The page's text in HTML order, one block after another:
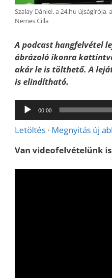
Szalay Dániel, a 24.hu
Nemes Cilla
A podcast hangfelvétel
ábrázoló ikonra
akár le is tölthető. A
is elindítható.
Audió
lejátszó
00:00
Letöltés · Megnyitás új
Van videofelvételünk